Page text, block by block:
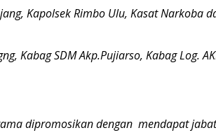
Kapolsek Rimbo Ulu, Kasat Narkoba
Kabag SDM Akp.Pujiarso, Kabag Log.
dipromosikan dengan mendapat